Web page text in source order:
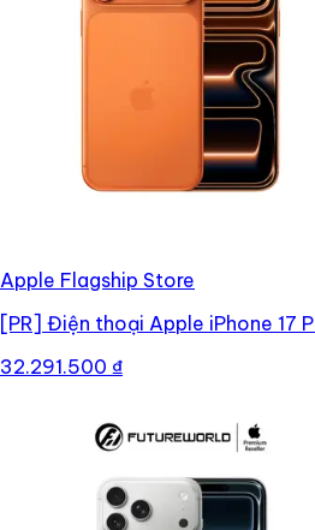
Apple Flagship Store
[PR] Điện thoại Apple iPhone 17
32.291.500 ₫